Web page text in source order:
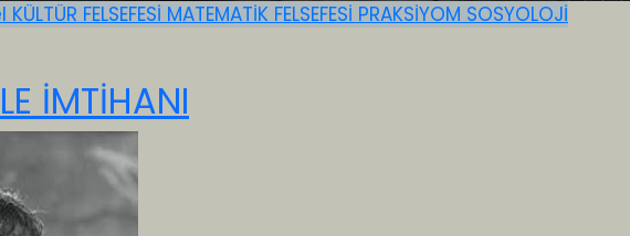
KÜLTÜR FELSEFESİ MATEMATİK FELSEFESİ PRAKSİYOM SOSYOLOJİ
İMTİHANI